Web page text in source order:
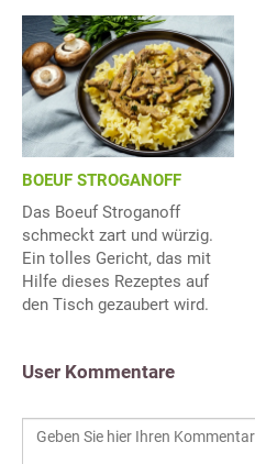
BOEUF STROGANOFF
Das Boeuf Stroganoff
schmeckt zart und würzig.
Ein tolles Gericht, das mit
Hilfe dieses Rezeptes auf
den Tisch gezaubert wird.
User Kommentare